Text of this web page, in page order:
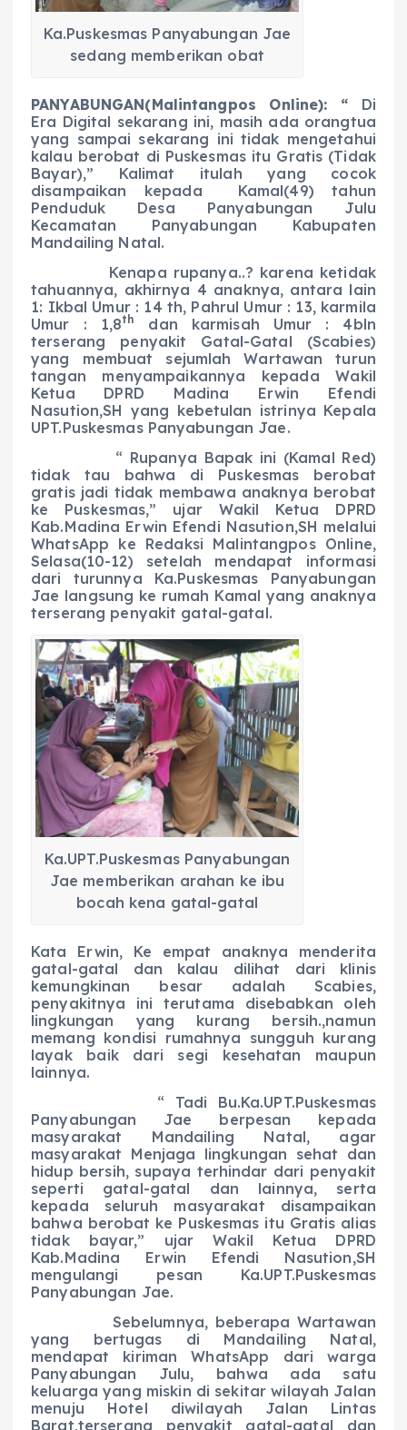
Ka.Puskesmas Panyabungan Jae
sedang memberikan obat
PANYABUNGAN(Malintangpos Online): “ Di
Era Digital sekarang ini, masih ada orangtua
yang sampai sekarang ini tidak mengetahui
kalau berobat di Puskesmas itu Gratis (Tidak
Bayar),” Kalimat itulah yang cocok
disampaikan kepada Kamal(49) tahun
Penduduk Desa Panyabungan Julu
Kecamatan Panyabungan Kabupaten
Mandailing Natal.
Kenapa rupanya..? karena ketidak
tahuannya, akhirnya 4 anaknya, antara lain
1: Ikbal Umur : 14 th, Pahrul Umur : 13, karmila
Umur : 1,8th
dan karmisah Umur : 4bln
terserang penyakit Gatal-Gatal (Scabies)
yang membuat sejumlah Wartawan turun
tangan menyampaikannya kepada Wakil
Ketua DPRD Madina Erwin Efendi
Nasution,SH yang kebetulan istrinya Kepala
UPT.Puskesmas Panyabungan Jae.
“ Rupanya Bapak ini (Kamal Red)
tidak tau bahwa di Puskesmas berobat
gratis jadi tidak membawa anaknya berobat
ke Puskesmas,” ujar Wakil Ketua DPRD
Kab.Madina Erwin Efendi Nasution,SH melalui
WhatsApp ke Redaksi Malintangpos Online,
Selasa(10-12) setelah mendapat informasi
dari turunnya Ka.Puskesmas Panyabungan
Jae langsung ke rumah Kamal yang anaknya
terserang penyakit gatal-gatal.
Ka.UPT.Puskesmas Panyabungan
Jae memberikan arahan ke ibu
bocah kena gatal-gatal
Kata Erwin, Ke empat anaknya menderita
gatal-gatal dan kalau dilihat dari klinis
kemungkinan besar adalah Scabies,
penyakitnya ini terutama disebabkan oleh
lingkungan yang kurang bersih.,namun
memang kondisi rumahnya sungguh kurang
layak baik dari segi kesehatan maupun
lainnya.
“ Tadi Bu.Ka.UPT.Puskesmas
Panyabungan Jae berpesan kepada
masyarakat Mandailing Natal, agar
masyarakat Menjaga lingkungan sehat dan
hidup bersih, supaya terhindar dari penyakit
seperti gatal-gatal dan lainnya, serta
kepada seluruh masyarakat disampaikan
bahwa berobat ke Puskesmas itu Gratis alias
tidak bayar,” ujar Wakil Ketua DPRD
Kab.Madina Erwin Efendi Nasution,SH
mengulangi pesan Ka.UPT.Puskesmas
Panyabungan Jae.
Sebelumnya, beberapa Wartawan
yang bertugas di Mandailing Natal,
mendapat kiriman WhatsApp dari warga
Panyabungan Julu, bahwa ada satu
keluarga yang miskin di sekitar wilayah Jalan
menuju Hotel diwilayah Jalan Lintas
Barat,terserang penyakit gatal-gatal dan